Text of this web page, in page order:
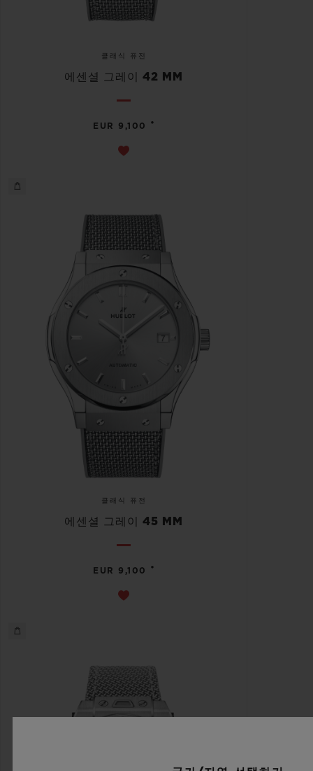
클래식 퓨전
에센셜 그레이 42 MM
EUR 9,100 •
클래식 퓨전
에센셜 그레이 45 MM
EUR 9,100 •